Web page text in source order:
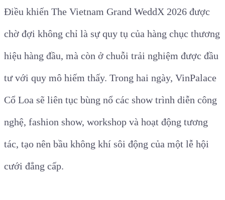
Điều khiến The Vietnam Grand WeddX 2026 được
chờ đợi không chỉ là sự quy tụ của hàng chục thương
hiệu hàng đầu, mà còn ở chuỗi trải nghiệm được đầu
tư với quy mô hiếm thấy. Trong hai ngày, VinPalace
Cổ Loa sẽ liên tục bùng nổ các show trình diễn công
nghệ, fashion show, workshop và hoạt động tương
tác, tạo nên bầu không khí sôi động của một lễ hội
cưới đẳng cấp.